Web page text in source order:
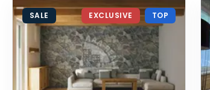
SALE EXCLUSIVE TOP